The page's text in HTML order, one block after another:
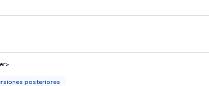
posteriores